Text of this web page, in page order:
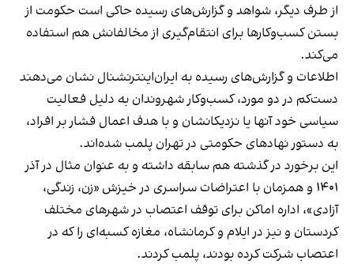
از طرف دیگر، شواهد و گزارش‌های رسیده حاکی است حکومت از
بستن کسب‌وکارها برای انتقام‌گیری از مخالفانش هم استفاده
می‌کند.
اطلاعات و گزارش‌های رسیده به ایران‌اینترنشنال نشان می‌دهند
دست‌کم در دو مورد، کسب‌وکار شهروندان به دلیل فعالیت
سیاسی خود آنها یا نزدیکانشان و با هدف اعمال فشار بر افراد،
به دستور نهادهای حکومتی در تهران پلمب شده‌اند.
این برخورد در گذشته هم سابقه داشته و به عنوان مثال در آذر
۱۴۰۱ و همزمان با اعتراضات سراسری در خیزش «زن، زندگی،
آزادی»، اداره اماکن برای توقف اعتصاب در شهرهای مختلف
کردستان و نیز در ایلام و کرمانشاه، مغازه کسبه‌ای را که در
اعتصاب شرکت کرده بودند، پلمب کردند.